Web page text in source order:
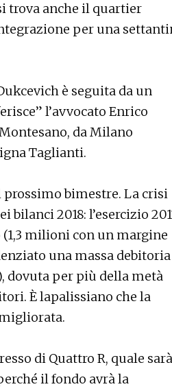
trova anche il quartier
per una
è seguita da un
l’avvocato Enrico
da Milano
Taglianti.
bimestre. La crisi
2018: l’esercizio
milioni con un margine
una massa
dovuta per più della metà
È lapalissiano che la
di Quattro R, quale sarà
il fondo avrà la